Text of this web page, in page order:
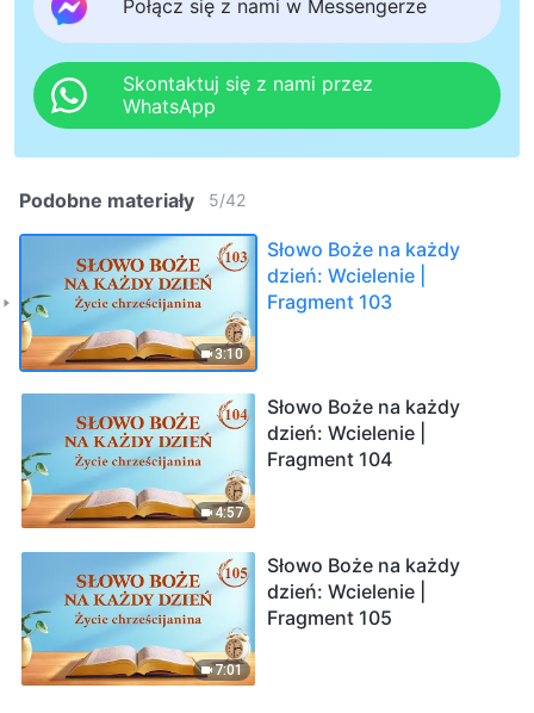
Połącz się z nami w Messengerze
Skontaktuj się z nami przez
WhatsApp
Podobne materiały 5/42
3:10
Słowo Boże na każdy
dzień: Wcielenie |
Fragment 103
4:57
Słowo Boże na każdy
dzień: Wcielenie |
Fragment 104
7:01
Słowo Boże na każdy
dzień: Wcielenie |
Fragment 105